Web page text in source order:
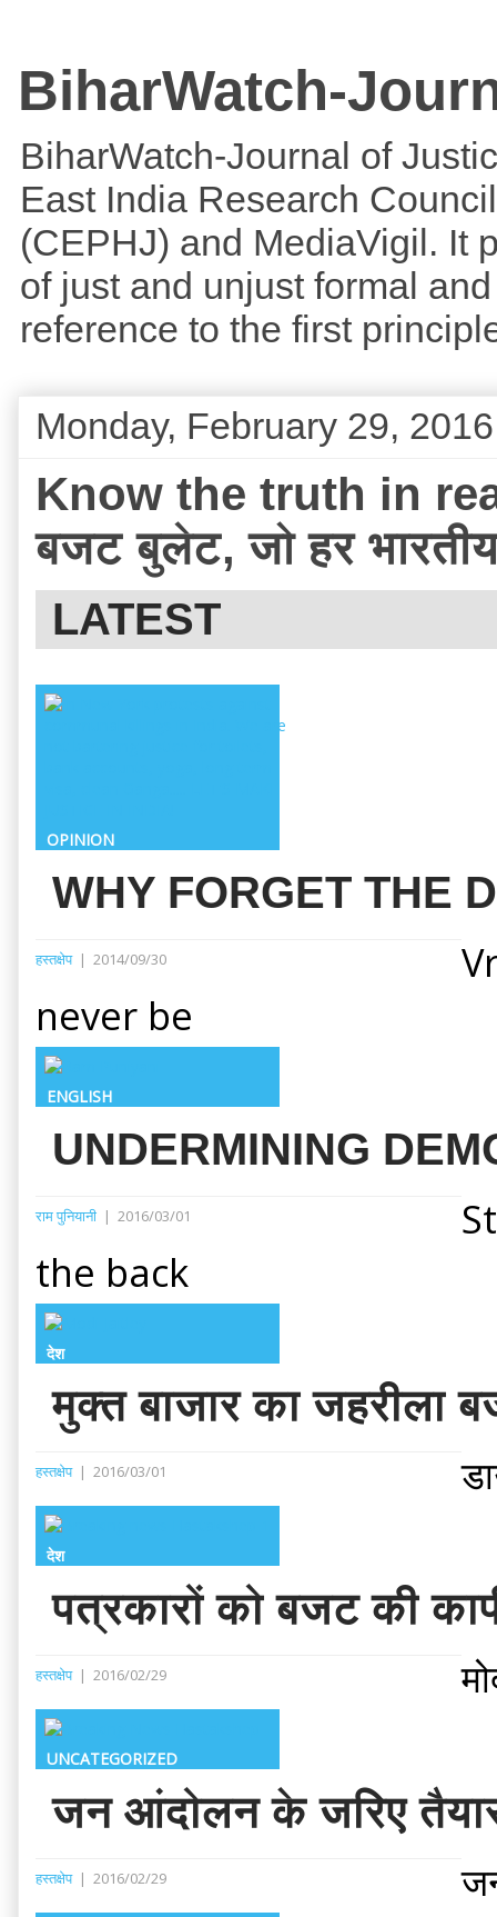
BiharWatch-
BiharWatch-Journal of
East India Research
(CEPHJ) and MediaVigil. It
of just and unjust formal
reference to the first
Monday, February 29, 2016
Know the truth in
बजट बुलेट, जो हर
LATEST
OPINION
WHY FORGET THE
हस्तक्षेप | 2014/09/30
never be
ENGLISH
UNDERMINING
राम पुनियानी | 2016/03/01
the back
देश
मुक्त बाजार का जहरीला
हस्तक्षेप | 2016/03/01
देश
पत्रकारों को बजट की
हस्तक्षेप | 2016/02/29
UNCATEGORIZED
जन आंदोलन के जरिए तैयार
हस्तक्षेप | 2016/02/29